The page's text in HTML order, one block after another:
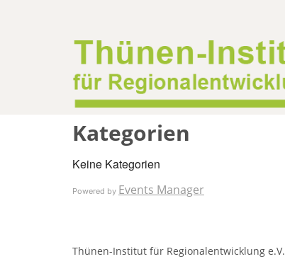
Kategorien
Keine Kategorien
Powered by Events Manager
Thünen-Institut für Regionalentwicklung e.V.